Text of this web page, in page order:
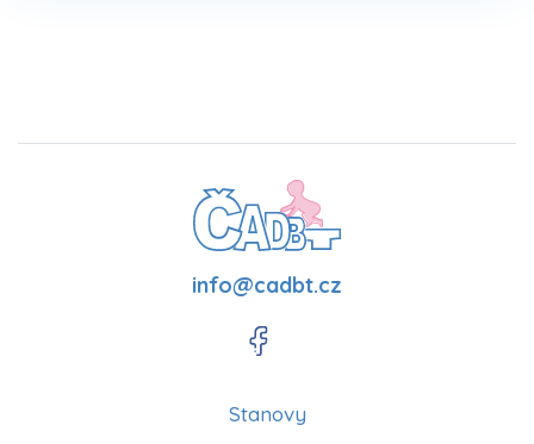
info@cadbt.cz
Stanovy